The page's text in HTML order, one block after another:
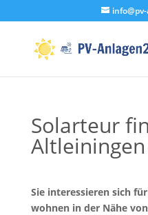
Solarteur
Altleiningen
Sie interessieren sich
wohnen in der Nähe